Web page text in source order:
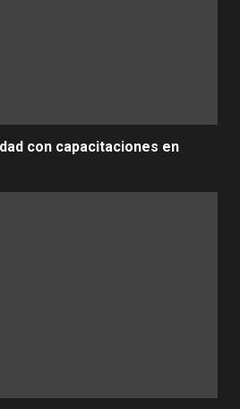
con capacitaciones en